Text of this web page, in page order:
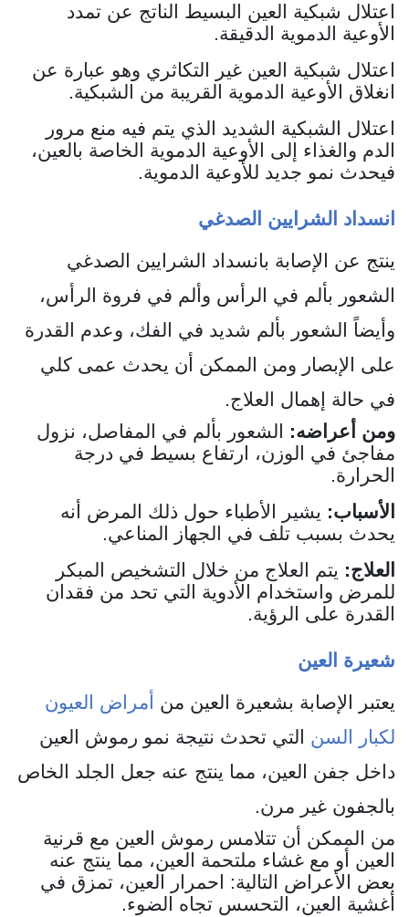
اعتلال شبكية العين البسيط الناتج عن تمدد
الأوعية الدموية الدقيقة.
اعتلال شبكية العين غير التكاثري وهو عبارة عن
انغلاق الأوعية الدموية القريبة من الشبكية.
اعتلال الشبكية الشديد الذي يتم فيه منع مرور
الدم والغذاء إلى الأوعية الدموية الخاصة بالعين،
فيحدث نمو جديد للأوعية الدموية.
انسداد الشرايين الصدغي
ينتج عن الإصابة بانسداد الشرايين الصدغي
الشعور بألم في الرأس وألم في فروة الرأس،
وأيضاً الشعور بألم شديد في الفك، وعدم القدرة
على الإبصار ومن الممكن أن يحدث عمى كلي
في حالة إهمال العلاج.
ومن أعراضه: الشعور بألم في المفاصل، نزول
مفاجئ في الوزن، ارتفاع بسيط في درجة
الحرارة.
الأسباب: يشير الأطباء حول ذلك المرض أنه
يحدث بسبب تلف في الجهاز المناعي.
العلاج: يتم العلاج من خلال التشخيص المبكر
للمرض واستخدام الأدوية التي تحد من فقدان
القدرة على الرؤية.
شعيرة العين
يعتبر الإصابة بشعيرة العين من أمراض العيون
لكبار السن التي تحدث نتيجة نمو رموش العين
داخل جفن العين، مما ينتج عنه جعل الجلد الخاص
بالجفون غير مرن.
من الممكن أن تتلامس رموش العين مع قرنية
العين أو مع غشاء ملتحمة العين، مما ينتج عنه
بعض الأعراض التالية: احمرار العين، تمزق في
أغشية العين، التحسس تجاه الضوء.